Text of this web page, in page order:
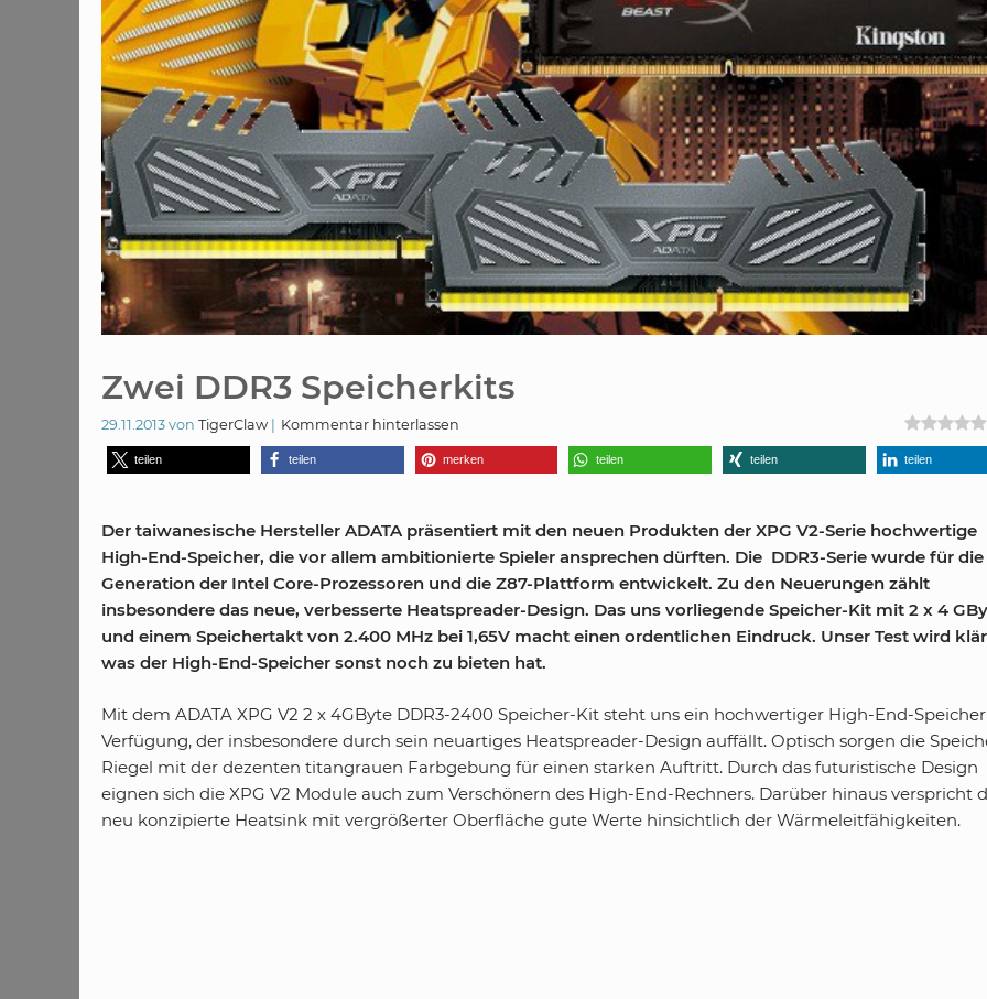
Zwei DDR3 Speicherkits
29.11.2013 von TigerClaw Kommentar hinterlassen
teilen teilen merken teilen teilen teilen
Der taiwanesische Hersteller ADATA präsentiert mit den neuen Produkten der XPG V2-Serie hochwertige
High-End-Speicher, die vor allem ambitionierte Spieler ansprechen dürften. Die DDR3-Serie wurde für die
Generation der Intel Core-Prozessoren und die Z87-Plattform entwickelt. Zu den Neuerungen zählt
insbesondere das neue, verbesserte Heatspreader-Design. Das uns vorliegende Speicher-Kit mit 2 x 4
und einem Speichertakt von 2.400 MHz bei 1,65V macht einen ordentlichen Eindruck. Unser Test wird
was der High-End-Speicher sonst noch zu bieten hat.
Mit dem ADATA XPG V2 2 x 4GByte DDR3-2400 Speicher-Kit steht uns ein hochwertiger High-End-
Verfügung, der insbesondere durch sein neuartiges Heatspreader-Design auffällt. Optisch sorgen die
Riegel mit der dezenten titangrauen Farbgebung für einen starken Auftritt. Durch das futuristische Design
eignen sich die XPG V2 Module auch zum Verschönern des High-End-Rechners. Darüber hinaus verspricht
neu konzipierte Heatsink mit vergrößerter Oberfläche gute Werte hinsichtlich der Wärmeleitfähigkeiten.